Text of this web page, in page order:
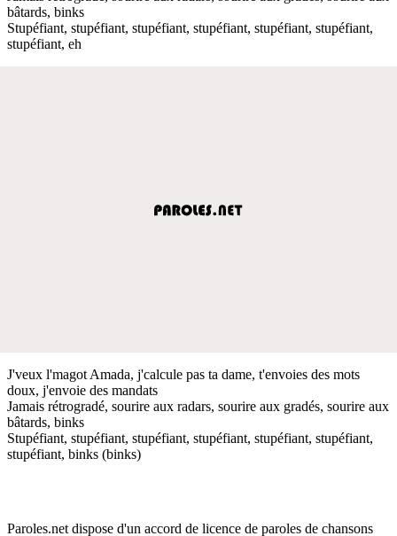
bâtards, binks
Stupéfiant, stupéfiant, stupéfiant, stupéfiant, stupéfiant, stupéfiant,
stupéfiant, eh
J'veux l'magot Amada, j'calcule pas ta dame, t'envoies des mots
doux, j'envoie des mandats
Jamais rétrogradé, sourire aux radars, sourire aux gradés, sourire aux
bâtards, binks
Stupéfiant, stupéfiant, stupéfiant, stupéfiant, stupéfiant, stupéfiant,
stupéfiant, binks (binks)
Paroles.net dispose d'un accord de licence de paroles de chansons